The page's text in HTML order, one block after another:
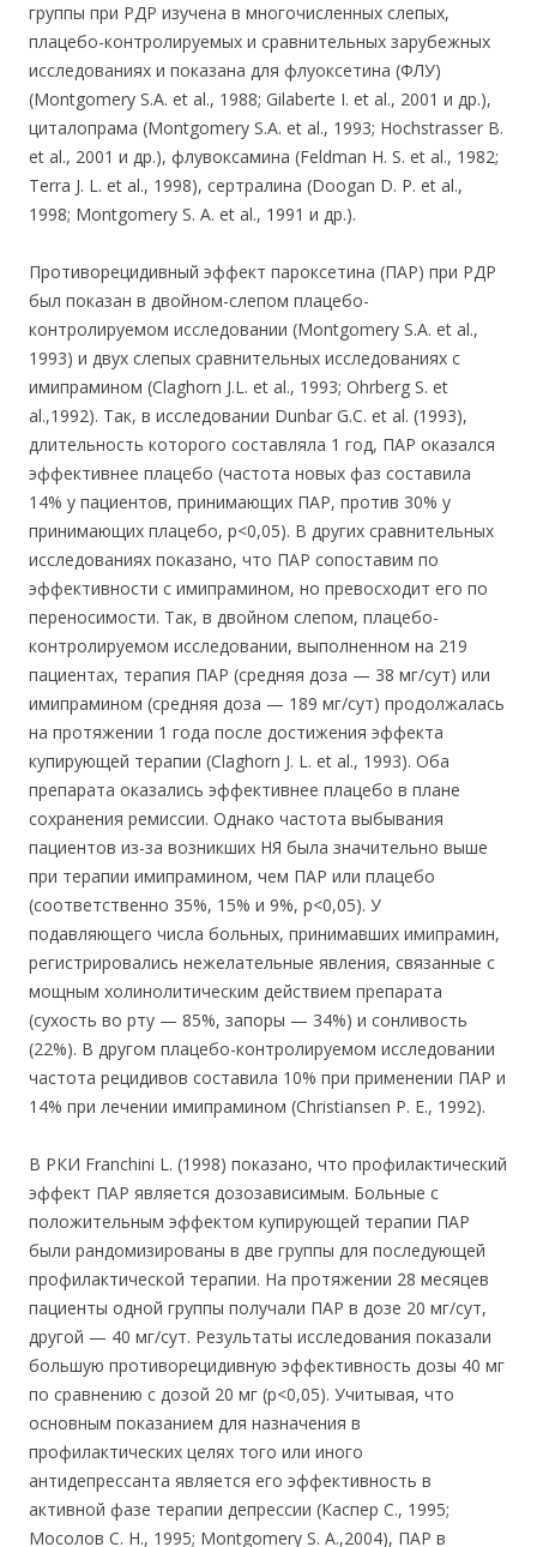
группы при РДР изучена в многочисленных слепых,
плацебо-контролируемых и сравнительных зарубежных
исследованиях и показана для флуоксетина (ФЛУ)
(Montgomery S.A. et al., 1988; Gilaberte I. et al., 2001 и др.),
циталопрама (Montgomery S.A. et al., 1993; Hochstrasser B.
et al., 2001 и др.), флувоксамина (Feldman H. S. et al., 1982;
Terra J. L. et al., 1998), сертралина (Doogan D. P. et al.,
1998; Montgomery S. A. et al., 1991 и др.).
Противорецидивный эффект пароксетина (ПАР) при РДР
был показан в двойном-слепом плацебо-
контролируемом исследовании (Montgomery S.A. et al.,
1993) и двух слепых сравнительных исследованиях с
имипрамином (Claghorn J.L. et al., 1993; Ohrberg S. et
al.,1992). Так, в исследовании Dunbar G.C. et al. (1993),
длительность которого составляла 1 год, ПАР оказался
эффективнее плацебо (частота новых фаз составила
14% у пациентов, принимающих ПАР, против 30% у
принимающих плацебо, р<0,05). В других сравнительных
исследованиях показано, что ПАР сопоставим по
эффективности с имипрамином, но превосходит его по
переносимости. Так, в двойном слепом, плацебо-
контролируемом исследовании, выполненном на 219
пациентах, терапия ПАР (средняя доза — 38 мг/сут) или
имипрамином (средняя доза — 189 мг/сут) продолжалась
на протяжении 1 года после достижения эффекта
купирующей терапии (Claghorn J. L. et al., 1993). Оба
препарата оказались эффективнее плацебо в плане
сохранения ремиссии. Однако частота выбывания
пациентов из-за возникших НЯ была значительно выше
при терапии имипрамином, чем ПАР или плацебо
(соответственно 35%, 15% и 9%, р<0,05). У
подавляющего числа больных, принимавших имипрамин,
регистрировались нежелательные явления, связанные с
мощным холинолитическим действием препарата
(сухость во рту — 85%, запоры — 34%) и сонливость
(22%). В другом плацебо-контролируемом исследовании
частота рецидивов составила 10% при применении ПАР и
14% при лечении имипрамином (Christiansen Р. Е., 1992).
В РКИ Franchini L. (1998) показано, что профилактический
эффект ПАР является дозозависимым. Больные с
положительным эффектом купирующей терапии ПАР
были рандомизированы в две группы для последующей
профилактической терапии. На протяжении 28 месяцев
пациенты одной группы получали ПАР в дозе 20 мг/сут,
другой — 40 мг/сут. Результаты исследования показали
большую противорецидивную эффективность дозы 40 мг
по сравнению с дозой 20 мг (р<0,05). Учитывая, что
основным показанием для назначения в
профилактических целях того или иного
антидепрессанта является его эффективность в
активной фазе терапии депрессии (Каспер С., 1995;
Мосолов С. Н., 1995; Montgomery S. А.,2004), ПАР в